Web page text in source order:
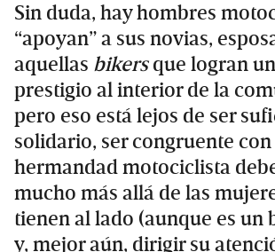
Sin duda, hay hombres
“apoyan” a sus novias,
aquellas bikersque logran
prestigio al interior de la
pero eso está lejos de ser
solidario, ser congruente
hermandad motociclista
mucho más allá de las
tienen al lado (aunque es un
y, mejor aún, dirigir su